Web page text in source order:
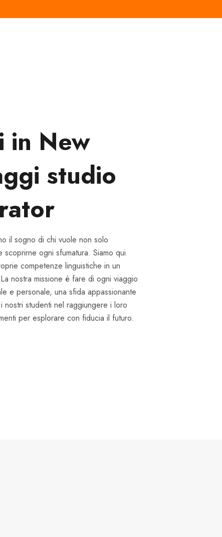
in New
studio
il sogno di chi vuole non solo
scoprirne ogni sfumatura. Siamo qui
competenze linguistiche in un
nostra missione è fare di ogni viaggio
e personale, una sfida appassionante
nostri studenti nel raggiungere i loro
per esplorare con fiducia il futuro.